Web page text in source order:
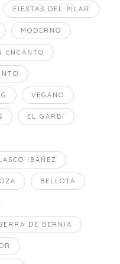
FIESTAS DEL PILAR
MODERNO
ENCANTO
VEGANO
EL GARBÍ
IBAÑEZ
BELLOTA
DE BERNIA